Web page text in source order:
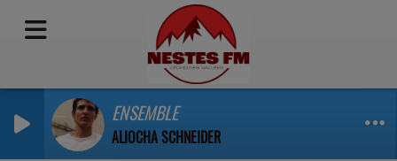
ENSEMBLE
ALIOCHA SCHNEIDER